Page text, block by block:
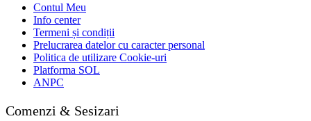
Contul Meu
Info center
Termeni și condiții
Prelucrarea datelor cu caracter personal
Politica de utilizare Cookie-uri
Platforma SOL
ANPC
Comenzi & Sesizari